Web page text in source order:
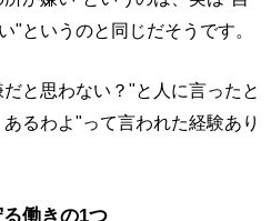
"というのと同じだそうです。
と思わない？"と人に言ったと
るわよ"って言われた経験あり
る働きの1つ